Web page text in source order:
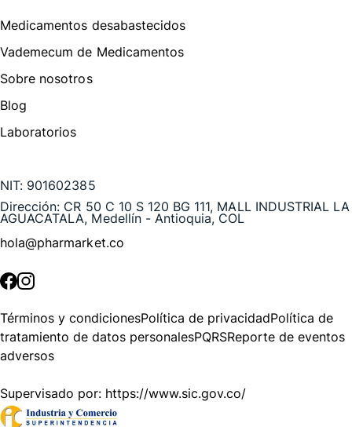
Medicamentos desabastecidos
Vademecum de Medicamentos
Sobre nosotros
Blog
Laboratorios
NIT: 901602385
Dirección: CR 50 C 10 S 120 BG 111, MALL INDUSTRIAL LA
AGUACATALA, Medellín - Antioquia, COL
hola@pharmarket.co
Términos y condicionesPolítica de privacidadPolítica de
tratamiento de datos personalesPQRSReporte de eventos
adversos
Supervisado por: https://www.sic.gov.co/